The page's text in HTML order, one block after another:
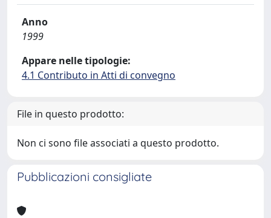
Anno
1999
Appare nelle tipologie:
4.1 Contributo in Atti di convegno
File in questo prodotto:
Non ci sono file associati a questo prodotto.
Pubblicazioni consigliate